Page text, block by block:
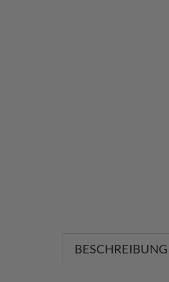
BESCHREIBUNG